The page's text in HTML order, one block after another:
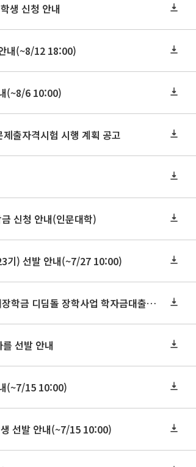
생 신청 안내
내(~8/12 18:00)
(~8/6 10:00)
출자격시험 시행 계획 공고
신청 안내(인문대학)
기) 선발 안내(~7/27 10:00)
세종연구원 2026년도 세종이도인재장학금 디딤돌 장학사업 학자금대출 관련분야(원금상환, 이자지원) 신청 사업 안내
선발 안내
(~7/15 10:00)
선발 안내(~7/15 10:00)